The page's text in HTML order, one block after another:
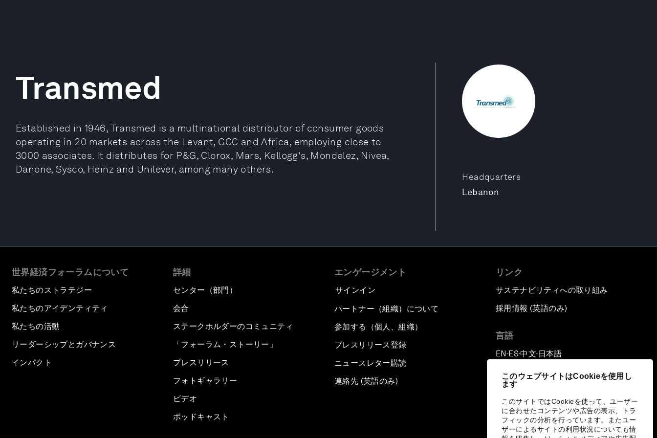
このウェブサイトはCookieを使用し
ます
このサイトではCookieを使って、ユーザー
に合わせたコンテンツや広告の表示、トラ
フィックの分析を行っています。またユー
ザーによるサイトの利用状況についても情
Headquarters
Lebanon
Transmed
Established in 1946, Transmed is a multinational distributor of consumer goods
operating in 20 markets across the Levant, GCC and Africa, employing close to
3000 associates. It distributes for P&G, Clorox, Mars, Kellogg's, Mondelez, Nivea,
Danone, Sysco, Heinz and Unilever, among many others.
世界経済フォーラムについて
私たちのストラテジー
私たちのアイデンティティ
私たちの活動
リーダーシップとガバナンス
インパクト
詳細
センター（部門）
会合
ステークホルダーのコミュニティ
「フォーラム・ストーリー」
プレスリリース
フォトギャラリー
ビデオ
ポッドキャスト
エンゲージメント
サインイン
パートナー（組織）について
参加する（個人、組織）
プレスリリース登録
ニュースレター購読
連絡先 (英語のみ)
リンク
サステナビリティへの取り組み
採用情報 (英語のみ)
言語
EN ▪ES▪中文▪ 日本語